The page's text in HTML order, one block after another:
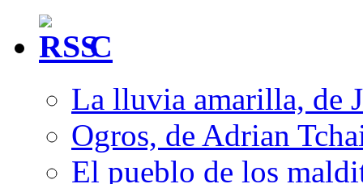
C
La lluvia amarilla, de
Ogros, de Adrian
El pueblo de los